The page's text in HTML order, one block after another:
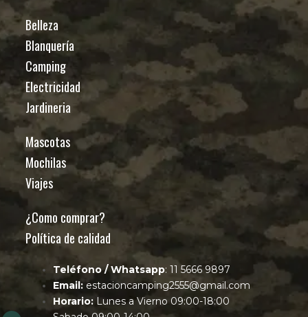
Belleza
Blanquería
Camping
Electricidad
Jardineria
Mascotas
Mochilas
Viajes
¿Como comprar?
Política de calidad
Teléfono / Whatsapp: 11 5666 9897
Email: estacioncamping2555@gmail.com
Horario: Lunes a Vierno 09:00-18:00